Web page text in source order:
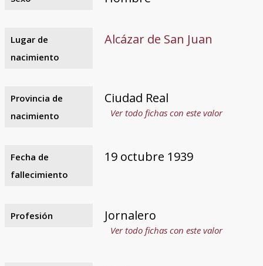
Lugar de
nacimiento
Alcázar de San Juan
Provincia de
nacimiento
Ciudad Real
Ver todo fichas con este valor
Fecha de
fallecimiento
19 octubre 1939
Profesión Jornalero
Ver todo fichas con este valor